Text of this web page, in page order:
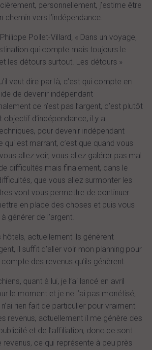
personnellement, j’estime être
chemin vers l’indépendance.
Pollet-Villard, « Dans un voyage,
qui compte mais toujours le
les détours surtout. Les détours »
veut dire par là, c’est qui compte en
de devenir indépendant
ce n’est pas l’argent, c’est plutôt
d’indépendance, il y a
pour devenir indépendant
qui est marrant, c’est que quand vous
allez voir, vous allez galérer pas mal
difficultés mais finalement, dans le
que vous allez surmonter les
vont vous permettre de continuer
en place des choses et puis vous
générer de l’argent.
actuellement ils génèrent
il suffit d’aller voir mon planning pour
des revenus qu’ils génèrent.
quant à lui, je l’ai lancé en avril
le moment et je ne l’ai pas monétisé,
rien fait de particulier pour vraiment
revenus, actuellement il me génère des
et de l’affiliation, donc ce sont
ce qui représente à peu près